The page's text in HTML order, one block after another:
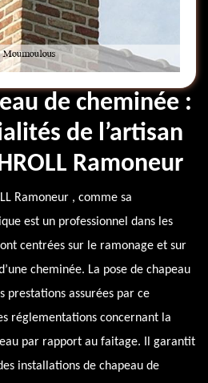
de cheminée :
de l’artisan
Ramoneur
Ramoneur , comme sa
est un professionnel dans les
centrées sur le ramonage et sur
cheminée. La pose de chapeau
prestations assurées par ce
réglementations concernant la
par rapport au faitage. Il garantit
installations de chapeau de